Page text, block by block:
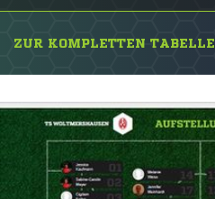
ZUR KOMPLETTEN TABELLE